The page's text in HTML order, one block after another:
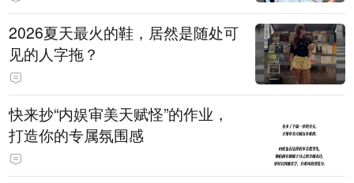
2026夏天最火的鞋，居然是随处可
见的人字拖？
快来抄“内娱审美天赋怪”的作业，
打造你的专属氛围感